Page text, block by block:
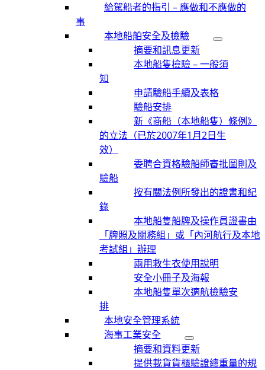
給駕船者的指引 – 應做和不應做的
事
本地船舶安全及檢驗
摘要和訊息更新
本地船隻檢驗 – 一般須
知
申請驗船手續及表格
驗船安排
新《商船（本地船隻）條例》
的立法（已於2007年1月2日生
效）
委聘合資格驗船師審批圖則及
驗船
按有關法例所發出的證書和紀
錄
本地船隻船牌及操作員證書由
「牌照及關務組」或「內河航行及本地
考試組」辦理
兩用救生衣使用說明
安全小冊子及海報
本地船隻單次適航檢驗安
排
本地安全管理系統
海事工業安全
摘要和資料更新
提供載貨貨櫃驗證總重量的規